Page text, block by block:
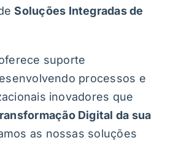
Soluções Integradas de
suporte
processos e
inovadores que
Digital da sua
as nossas soluções